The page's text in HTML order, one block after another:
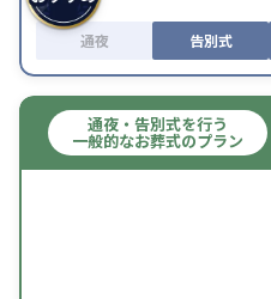
通夜 告別式
通夜・告別式を行う
一般的なお葬式のプラン